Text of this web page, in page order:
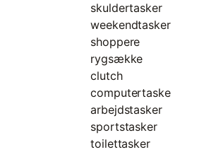
skuldertasker
weekendtasker
shoppere
rygsække
clutch
computertaske
arbejdstasker
sportstasker
toilettasker